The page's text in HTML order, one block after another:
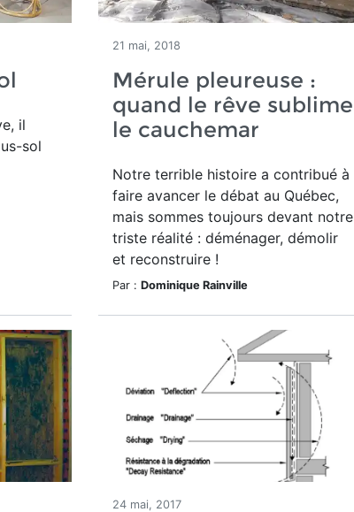
il
sol
21 mai, 2018
Mérule pleureuse :
quand le rêve sublime
le cauchemar
Notre terrible histoire a contribué à
faire avancer le débat au Québec,
mais sommes toujours devant notre
triste réalité : déménager, démolir
et reconstruire !
Par : Dominique Rainville
24 mai, 2017